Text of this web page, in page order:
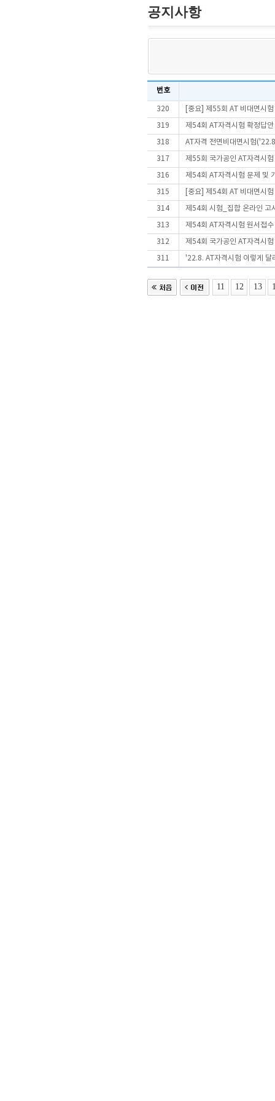
공지사항
번호
320 [중요] 제55회 AT 비대면시
319 제54회 AT자격시험 확정답
318 AT자격 전면비대면시험
317 제55회 국가공인 AT자격시
316 제54회 AT자격시험 문제 및
315 [중요] 제54회 AT 비대면시
314 제54회 시험_집합 온라인 고
313 제54회 AT자격시험 원서접
312 제54회 국가공인 AT자격시
311 '22.8. AT자격시험 이렇게 달
11 12 13